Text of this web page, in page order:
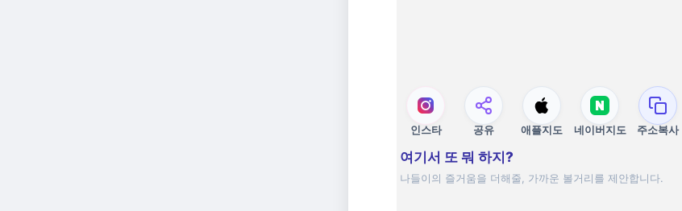
인스타 공유 애플지도 네이버지도 주소복사
여기서 또 뭐 하지?
나들이의 즐거움을 더해줄, 가까운 볼거리를 제안합니다.